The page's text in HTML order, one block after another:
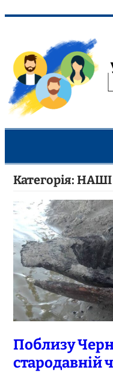
вмісту
Категорія: НАШІ
Поблизу
стародавній